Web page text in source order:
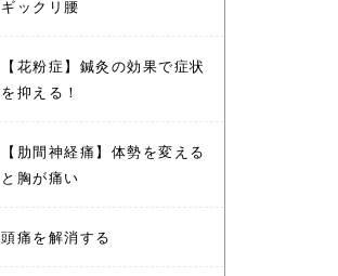
ギックリ腰
【花粉症】鍼灸の効果で症状
を抑える！
【肋間神経痛】体勢を変える
と胸が痛い
頭痛を解消する